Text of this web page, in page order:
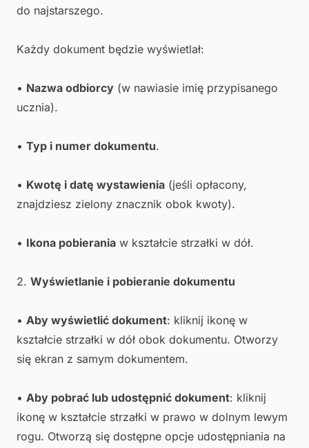
do najstarszego.
Każdy dokument będzie wyświetlał:
• Nazwa odbiorcy (w nawiasie imię przypisanego
ucznia).
• Typ i numer dokumentu.
• Kwotę i datę wystawienia (jeśli opłacony,
znajdziesz zielony znacznik obok kwoty).
• Ikona pobierania w kształcie strzałki w dół.
2. Wyświetlanie i pobieranie dokumentu
• Aby wyświetlić dokument: kliknij ikonę w
kształcie strzałki w dół obok dokumentu. Otworzy
się ekran z samym dokumentem.
• Aby pobrać lub udostępnić dokument: kliknij
ikonę w kształcie strzałki w prawo w dolnym lewym
rogu. Otworzą się dostępne opcje udostępniania na